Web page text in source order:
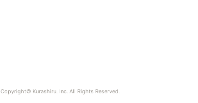
Copyright© Kurashiru, Inc. All Rights Reserved.